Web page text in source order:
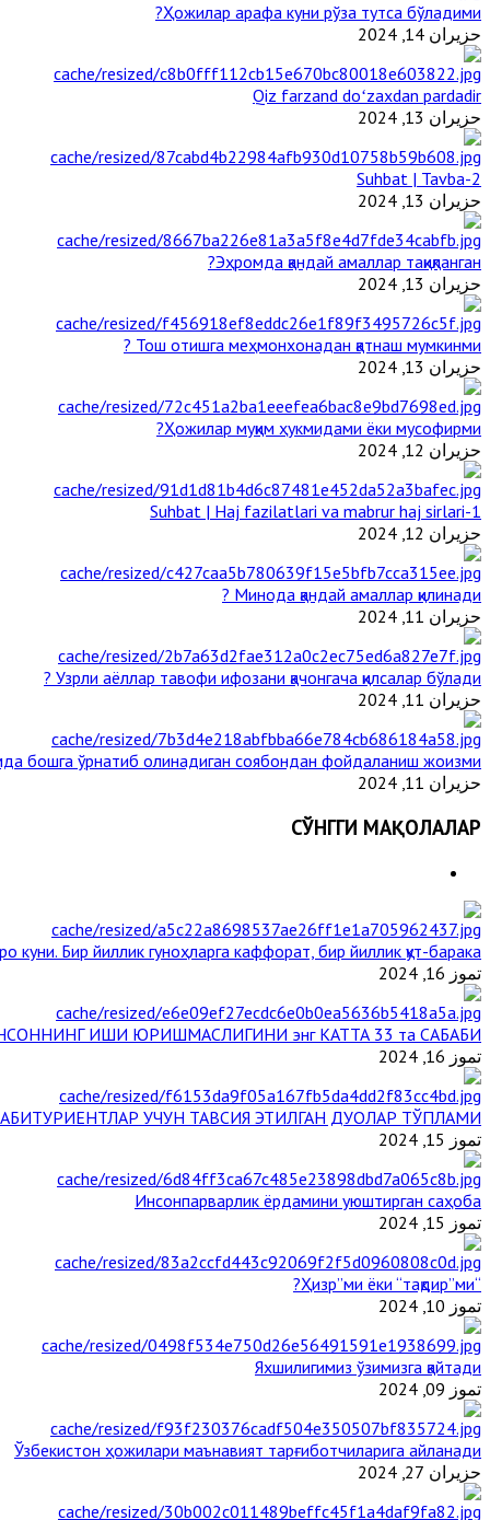
Ҳожилар арафа куни рўза тутса бўладими?
حزيران 14, 2024
Qiz farzand doʻzaxdan pardadir
حزيران 13, 2024
2-Suhbat | Tavba
حزيران 13, 2024
Эҳромда қандай амаллар тақиқланган?
حزيران 13, 2024
Тош отишга меҳмонхонадан қатнаш мумкинми ?
حزيران 13, 2024
Ҳожилар муқим ҳукмидами ёки мусофирми?
حزيران 12, 2024
1-Suhbat | Haj fazilatlari va mabrur haj sirlari
حزيران 12, 2024
Минода қандай амаллар қилинади ?
حزيران 11, 2024
Узрли аёллар тавофи ифозани қачонгача қилсалар бўлади ?
حزيران 11, 2024
бошга ўрнатиб олинадиган соябондан фойдаланиш жоизми ?
حزيران 11, 2024
СЎНГГИ МАҚОЛАЛАР
куни. Бир йиллик гуноҳларга каффорат, бир йиллик қут-барака
تموز 16, 2024
ИШИ ЮРИШМАСЛИГИНИ энг КАТТА 33 та САБАБИ
تموز 16, 2024
АБИТУРИЕНТЛАР УЧУН ТАВСИЯ ЭТИЛГАН ДУОЛАР ТЎПЛАМИ
تموز 15, 2024
Инсонпарварлик ёрдамини уюштирган саҳоба
تموز 15, 2024
“Ҳизр”ми ёки “тақдир”ми?
تموز 10, 2024
Яхшилигимиз ўзимизга қайтади
تموز 09, 2024
Ўзбекистон ҳожилари маънавият тарғиботчиларига айланади
حزيران 27, 2024